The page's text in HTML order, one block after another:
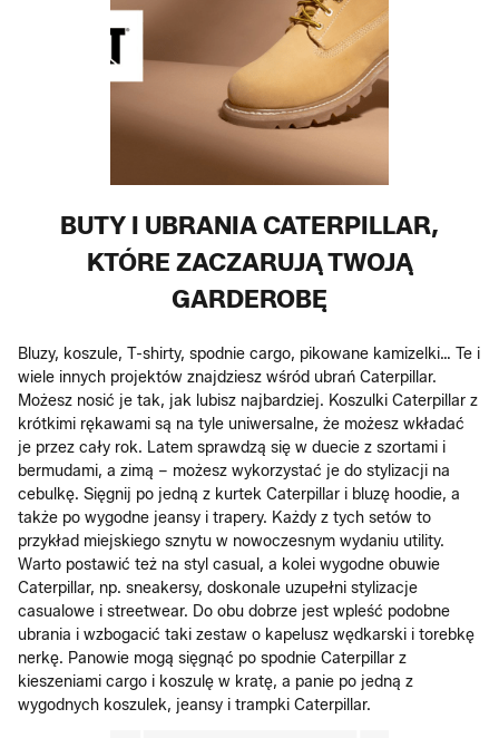
BUTY I UBRANIA CATERPILLAR,
KTÓRE ZACZARUJĄ TWOJĄ
GARDEROBĘ
Bluzy, koszule, T-shirty, spodnie cargo, pikowane kamizelki… Te i
wiele innych projektów znajdziesz wśród ubrań Caterpillar.
Możesz nosić je tak, jak lubisz najbardziej. Koszulki Caterpillar z
krótkimi rękawami są na tyle uniwersalne, że możesz wkładać
je przez cały rok. Latem sprawdzą się w duecie z szortami i
bermudami, a zimą – możesz wykorzystać je do stylizacji na
cebulkę. Sięgnij po jedną z kurtek Caterpillar i bluzę hoodie, a
także po wygodne jeansy i trapery. Każdy z tych setów to
przykład miejskiego sznytu w nowoczesnym wydaniu utility.
Warto postawić też na styl casual, a kolei wygodne obuwie
Caterpillar, np. sneakersy, doskonale uzupełni stylizacje
casualowe i streetwear. Do obu dobrze jest wpleść podobne
ubrania i wzbogacić taki zestaw o kapelusz wędkarski i torebkę
nerkę. Panowie mogą sięgnąć po spodnie Caterpillar z
kieszeniami cargo i koszulę w kratę, a panie po jedną z
wygodnych koszulek, jeansy i trampki Caterpillar.